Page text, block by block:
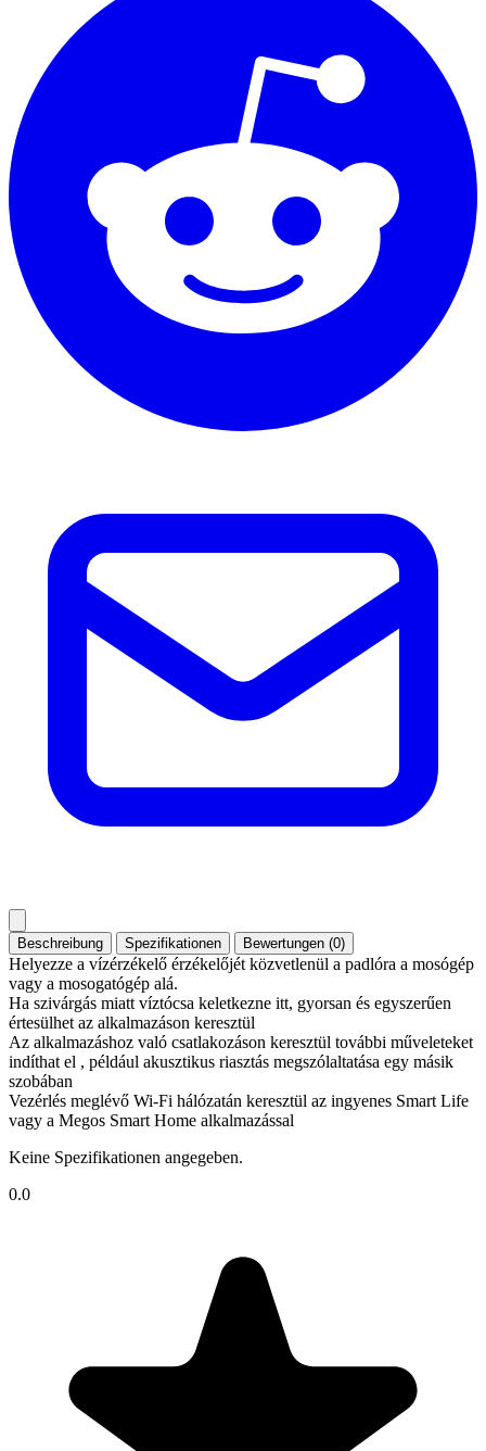
Beschreibung Spezifikationen Bewertungen (0)
Helyezze a vízérzékelő érzékelőjét közvetlenül a padlóra a mosógép
vagy a mosogatógép alá.
Ha szivárgás miatt víztócsa keletkezne itt, gyorsan és egyszerűen
értesülhet az alkalmazáson keresztül
Az alkalmazáshoz való csatlakozáson keresztül további műveleteket
indíthat el , például akusztikus riasztás megszólaltatása egy másik
szobában
Vezérlés meglévő Wi-Fi hálózatán keresztül az ingyenes Smart Life
vagy a Megos Smart Home alkalmazással
Keine Spezifikationen angegeben.
0.0